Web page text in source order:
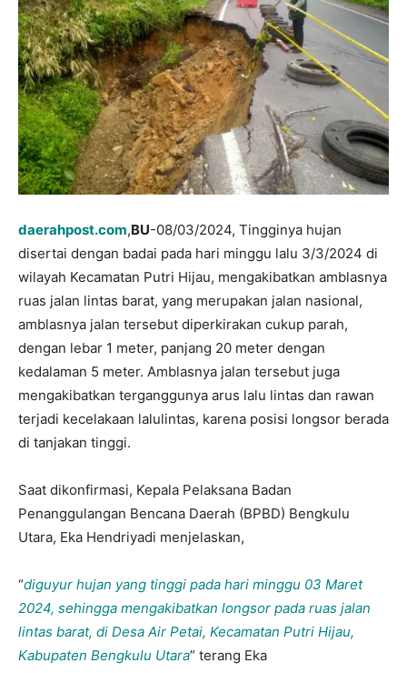
daerahpost.com,BU-08/03/2024, Tingginya hujan
disertai dengan badai pada hari minggu lalu 3/3/2024 di
wilayah Kecamatan Putri Hijau, mengakibatkan amblasnya
ruas jalan lintas barat, yang merupakan jalan nasional,
amblasnya jalan tersebut diperkirakan cukup parah,
dengan lebar 1 meter, panjang 20 meter dengan
kedalaman 5 meter. Amblasnya jalan tersebut juga
mengakibatkan terganggunya arus lalu lintas dan rawan
terjadi kecelakaan lalulintas, karena posisi longsor berada
di tanjakan tinggi.
Saat dikonfirmasi, Kepala Pelaksana Badan
Penanggulangan Bencana Daerah (BPBD) Bengkulu
Utara, Eka Hendriyadi menjelaskan,
“diguyur hujan yang tinggi pada hari minggu 03 Maret
2024, sehingga mengakibatkan longsor pada ruas jalan
lintas barat, di Desa Air Petai, Kecamatan Putri Hijau,
Kabupaten Bengkulu Utara” terang Eka